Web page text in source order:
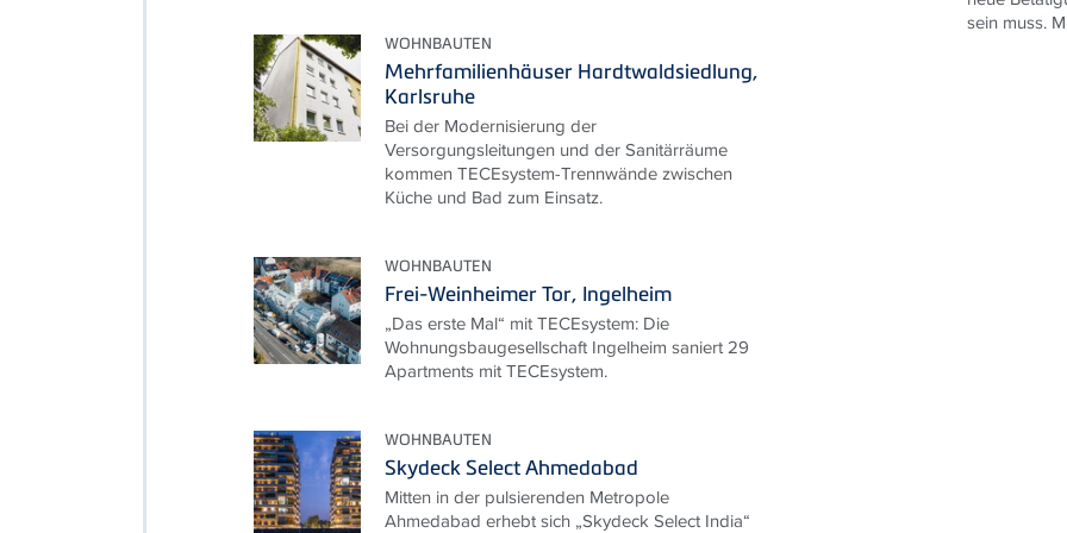
WOHNBAUTEN
Mehrfamilienhäuser Hardtwaldsiedlung,
Karlsruhe
Bei der Modernisierung der
Versorgungsleitungen und der Sanitärräume
kommen TECEsystem-Trennwände zwischen
Küche und Bad zum Einsatz.
WOHNBAUTEN
Frei-Weinheimer Tor, Ingelheim
„Das erste Mal“ mit TECEsystem: Die
Wohnungsbaugesellschaft Ingelheim saniert 29
Apartments mit TECEsystem.
WOHNBAUTEN
Skydeck Select Ahmedabad
Mitten in der pulsierenden Metropole
Ahmedabad erhebt sich „Skydeck Select India“
sein muss.